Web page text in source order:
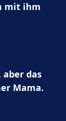
mit ihm
das
Mama.